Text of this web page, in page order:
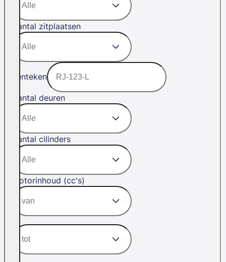
Aantal zitplaatsen
Kenteken
Aantal deuren
Aantal cilinders
Motorinhoud (cc's)